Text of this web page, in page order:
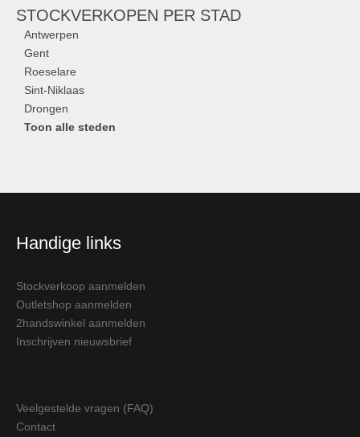
STOCKVERKOPEN PER STAD
Antwerpen
Gent
Roeselare
Sint-Niklaas
Drongen
Toon alle steden
Handige links
Stockverkoop aanmelden
Outletshop aanmelden
2handswinkel aanmelden
Inschrijven nieuwsbrief
Veelgestelde vragen (FAQ)
Contact